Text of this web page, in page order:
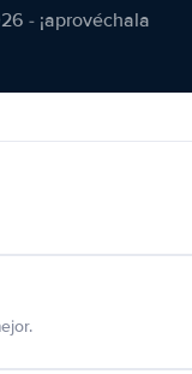
- ¡aprovéchala